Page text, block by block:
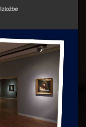
Kategorije:
Izložbe